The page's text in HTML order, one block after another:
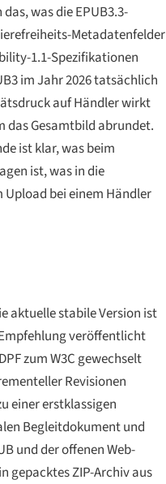
was die EPUB3.3-
Metadatenfelder
1.1-Spezifikationen
im Jahr 2026 tatsächlich
auf Händler wirkt
das Gesamtbild abrundet.
ist klar, was beim
ist, was in die
bei einem Händler
aktuelle stabile Version ist
veröffentlicht
zum W3C gewechselt
Revisionen
einer erstklassigen
Begleitdokument und
und der offenen Web-
gepacktes ZIP-Archiv aus